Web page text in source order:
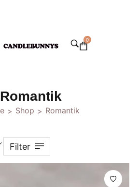
0
Romantik
> Shop > Romantik
Filter